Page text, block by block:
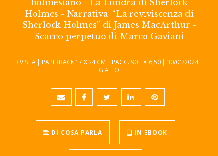
holmesiano - La Londra di Sherlock
Holmes - Narrativa: “La reviviscenza di
Sherlock Holmes” di James MacArthur -
Scacco perpetuo di Marco Gaviani
RIVISTA | PAPERBACK 17 X 24 CM | PAGG. 90 | € 6,50 | 30/01/2024 |
GIALLO
DI COSA PARLA IN EBOOK